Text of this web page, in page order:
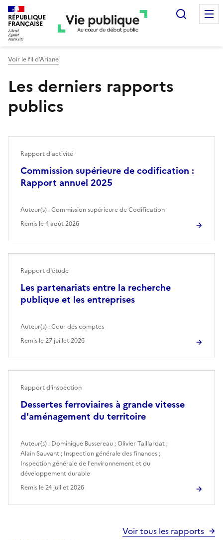
RÉPUBLIQUE
FRANÇAISE
Voir le fil d’Ariane
Les derniers rapports
publics
Commission supérieure de codification :
Rapport annuel 2025
Rapport d'activité
Auteur(s) :Commission supérieure de Codification
Remis le4 août 2026
Les partenariats entre la recherche
publique et les entreprises
Rapport d'étude
Auteur(s) :Cour des comptes
Remis le27 juillet 2026
Dessertes ferroviaires à grande vitesse
d'aménagement du territoire
Rapport d'inspection
Auteur(s) : Dominique Bussereau ;Olivier Taillardat ;
Alain Sauvant ; Inspection générale des finances ;
Inspection générale de l'environnement et du
développement durable
Remis le24 juillet 2026
Voir tous les rapports